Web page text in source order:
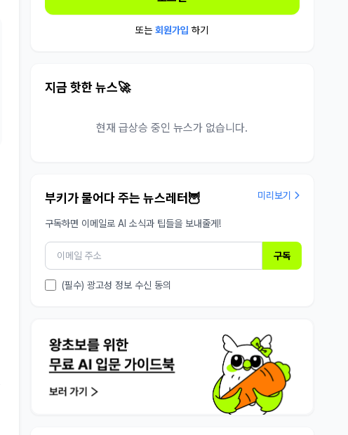
또는회원가입 하기
지금 핫한 뉴스🚀
현재 급상승 중인 뉴스가 없습니다.
부키가 물어다 주는 뉴스레터🦉 미리보기
구독하면 이메일로 AI 소식과 팁들을 보내줄게!
구독
(필수) 광고성 정보 수신 동의